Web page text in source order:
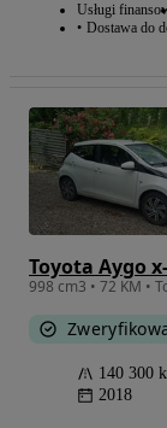
Usługi
Dostawa do
Toyota Aygo
998 cm3 • 72 KM •
140 300
2018